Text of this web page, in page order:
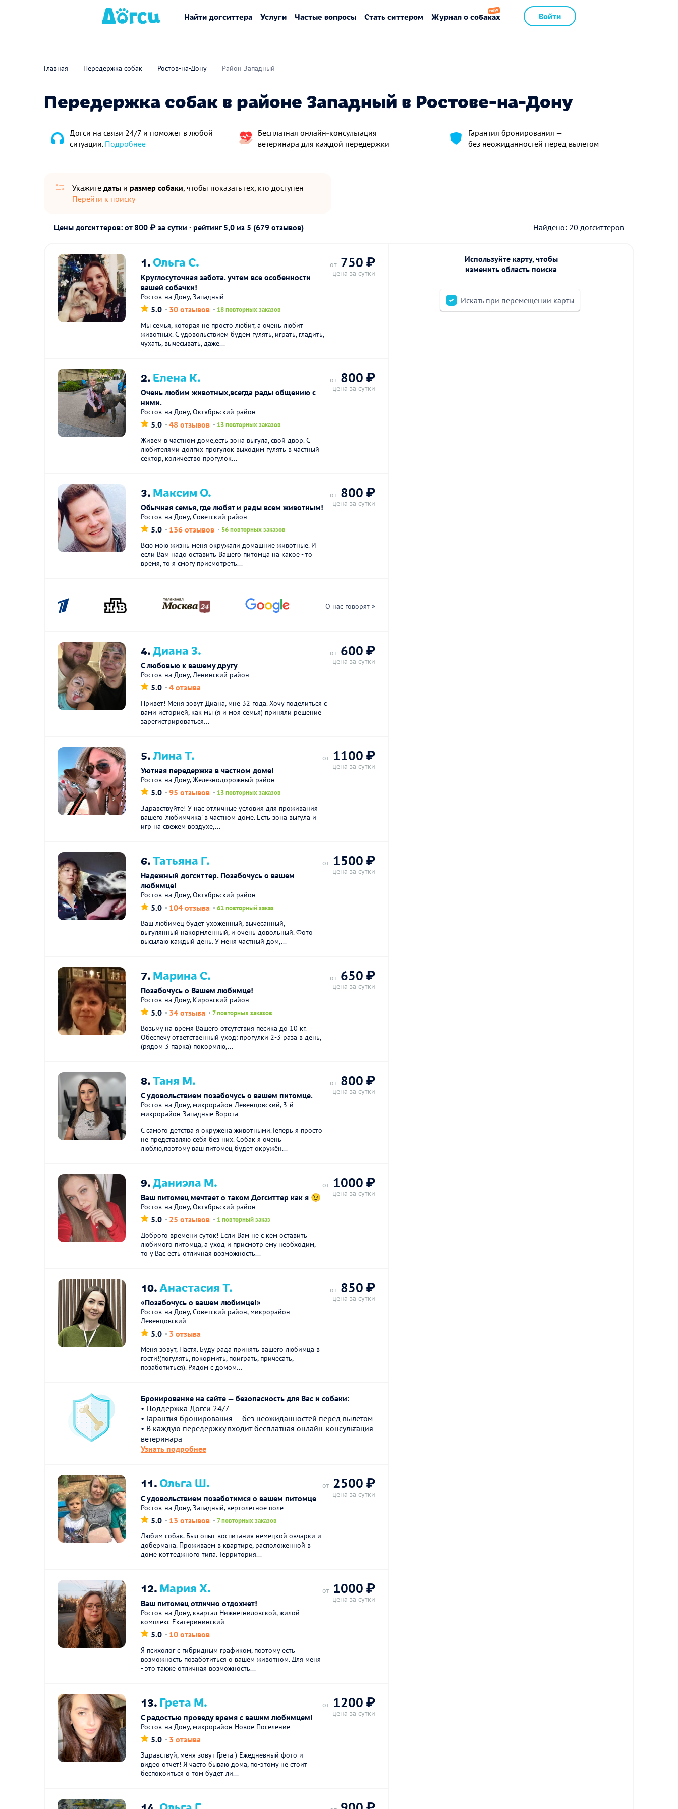
Войти
Найти догситтера Услуги Частые вопросы Стать ситтером Журнал о собаках
Главная Передержка собак Ростов-на-Дону Район Западный
Передержка собак в районе Западный в Ростове-на-Дону
Догси на связи 24/7 и поможет в любой
ситуации. Подробнее
Бесплатная онлайн‑консультация
ветеринара для каждой передержки
Гарантия бронирования —
без неожиданностей перед вылетом
Укажите даты и размер собаки, чтобы показать тех, кто доступен
Перейти к поиску
Цены догситтеров: от 800 ₽ за сутки · рейтинг 5,0 из 5 (679 отзывов) Найдено: 20 догситтеров
1.Ольга С.
Круглосуточная забота. учтем все особенности
вашей собачки!
Ростов-на-Дону, Западный
5.0 30 отзывов 18 повторных заказов
Мы семья, которая не просто любит, а очень любит
животных. С удовольствием будем гулять, играть, гладить,
чухать, вычесывать, даже...
от 750 ₽
цена за сутки
2.Елена К.
Очень любим животных,всегда рады общению с
ними.
Ростов-на-Дону, Октябрьский район
5.0 48 отзывов 13 повторных заказов
Живем в частном доме,есть зона выгула, свой двор. С
любителями долгих прогулок выходим гулять в частный
сектор, количество прогулок...
от 800 ₽
цена за сутки
3.Максим О.
Обычная семья, где любят и рады всем животным!
Ростов-на-Дону, Советский район
5.0 136 отзывов 56 повторных заказов
Всю мою жизнь меня окружали домашние животные. И
если Вам надо оставить Вашего питомца на какое - то
время, то я смогу присмотреть...
от 800 ₽
цена за сутки
О нас говорят »
4.Диана З.
С любовью к вашему другу
Ростов-на-Дону, Ленинский район
5.0 4 отзыва
Привет! Меня зовут Диана, мне 32 года. Хочу поделиться с
вами историей, как мы (я и моя семья) приняли решение
зарегистрироваться...
от 600 ₽
цена за сутки
5.Лина Т.
Уютная передержка в частном доме!
Ростов-на-Дону, Железнодорожный район
5.0 95 отзывов 13 повторных заказов
Здравствуйте! У нас отличные условия для проживания
вашего 'любимчика' в частном доме. Есть зона выгула и
игр на свежем воздухе,...
от 1100 ₽
цена за сутки
6.Татьяна Г.
Надежный догситтер. Позабочусь о вашем
любимце!
Ростов-на-Дону, Октябрьский район
5.0 104 отзыва 61 повторный заказ
Ваш любимец будет ухоженный, вычесанный,
выгулянный накормленный, и очень довольный. Фото
высылаю каждый день. У меня частный дом,...
от 1500 ₽
цена за сутки
7.Марина С.
Позабочусь о Вашем любимце!
Ростов-на-Дону, Кировский район
5.0 34 отзыва 7 повторных заказов
Возьму на время Вашего отсутствия песика до 10 кг.
Обеспечу ответственный уход: прогулки 2-3 раза в день,
(рядом 3 парка) покормлю,...
от 650 ₽
цена за сутки
8.Таня М.
С удовольствием позабочусь о вашем питомце.
Ростов-на-Дону, микрорайон Левенцовский, 3-й
микрорайон Западные Ворота
С самого детства я окружена животными.Теперь я просто
не представляю себя без них. Собак я очень
люблю,поэтому ваш питомец будет окружён...
от 800 ₽
цена за сутки
9.Даниэла М.
Ваш питомец мечтает о таком Догситтер как я 😉
Ростов-на-Дону, Октябрьский район
5.0 25 отзывов 1 повторный заказ
Доброго времени суток! Если Вам не с кем оставить
любимого питомца, а уход и присмотр ему необходим,
то у Вас есть отличная возможность...
от 1000 ₽
цена за сутки
10.Анастасия Т.
«Позабочусь о вашем любимце!»
Ростов-на-Дону, Советский район, микрорайон
Левенцовский
5.0 3 отзыва
Меня зовут, Настя. Буду рада принять вашего любимца в
гости!(погулять, покормить, поиграть, причесать,
позаботиться). Рядом с домом...
от 850 ₽
цена за сутки
Бронирование на сайте — безопасность для Вас и собаки:
• Поддержка Догси 24/7
• Гарантия бронирования — без неожиданностей перед вылетом
• В каждую передержку входит бесплатная онлайн-консультация
ветеринара
Узнать подробнее
11.Ольга Ш.
С удовольствием позаботимся о вашем питомце
Ростов-на-Дону, Западный, вертолётное поле
5.0 13 отзывов 7 повторных заказов
Любим собак. Был опыт воспитания немецкой овчарки и
добермана. Проживаем в квартире, расположенной в
доме коттеджного типа. Территория...
от 2500 ₽
цена за сутки
12.Мария Х.
Ваш питомец отлично отдохнет!
Ростов-на-Дону, квартал Нижнегниловской, жилой
комплекс Екатерининский
5.0 10 отзывов
Я психолог с гибридным графиком, поэтому есть
возможность позаботиться о вашем животном. Для меня
- это также отличная возможность...
от 1000 ₽
цена за сутки
13.Грета М.
С радостью проведу время с вашим любимцем!
Ростов-на-Дону, микрорайон Новое Поселение
5.0 3 отзыва
Здравствуй, меня зовут Грета ) Ежедневный фото и
видео отчет! Я часто бываю дома, по-этому не стоит
беспокоиться о том будет ли...
от 1200 ₽
цена за сутки
Используйте карту, чтобы
изменить область поиска
Искать при перемещении карты